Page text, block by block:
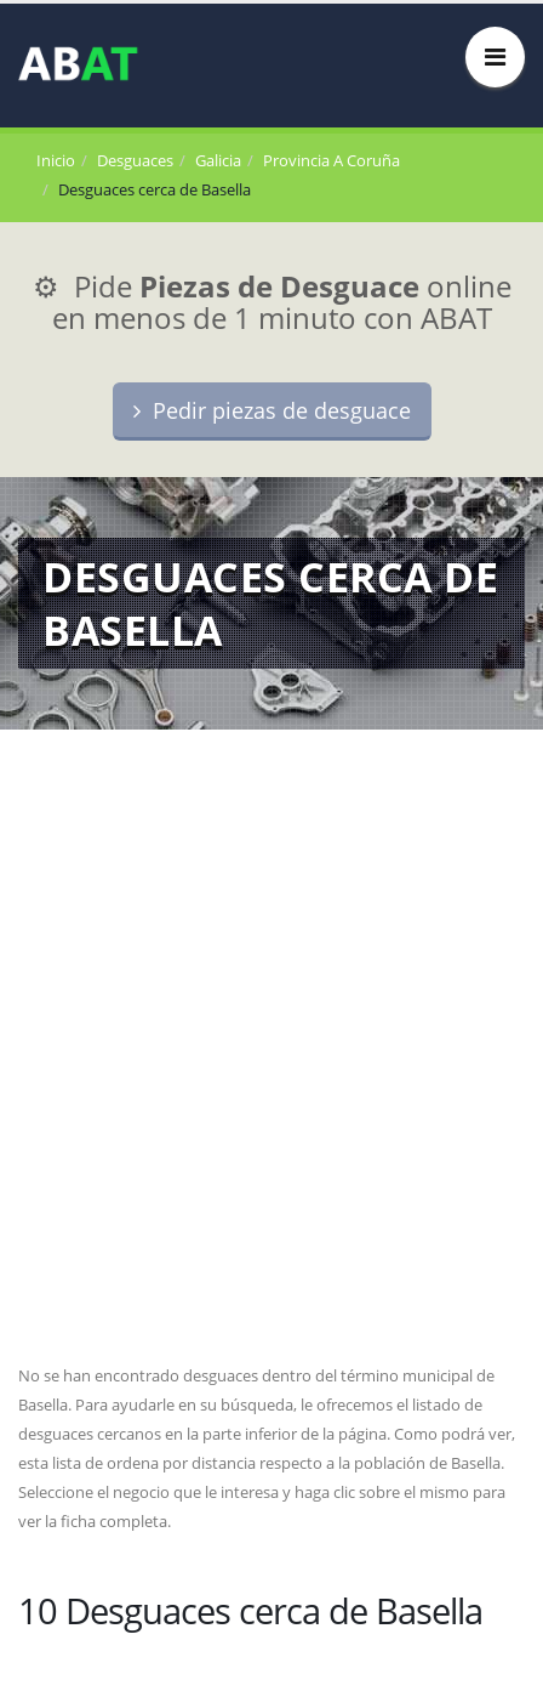
Inicio Desguaces Galicia
Provincia A Coruña
Desguaces cerca de Basella
⚙️ Pide Piezas de Desguace online
en menos de 1 minuto con ABAT
Pedir piezas de desguace
DESGUACES CERCA DE
BASELLA
No se han encontrado desguaces dentro del término municipal de
Basella. Para ayudarle en su búsqueda, le ofrecemos el listado de
desguaces cercanos en la parte inferior de la página. Como podrá ver,
esta lista de ordena por distancia respecto a la población de Basella.
Seleccione el negocio que le interesa y haga clic sobre el mismo para
ver la ficha completa.
10 Desguaces cerca de Basella